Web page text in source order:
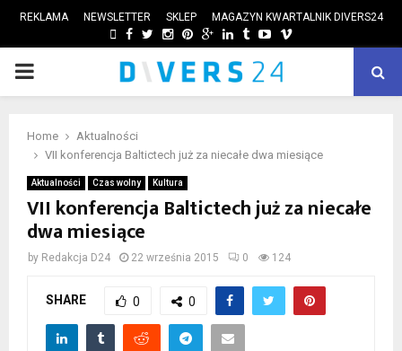
REKLAMA NEWSLETTER SKLEP MAGAZYN KWARTALNIK DIVERS24
FACEBOOK
TWITTER
INSTAGRAM
PINTEREST
GOOGLE
LINKEDIN
TUMBLRYOUTUBE
VIMEO
PRIMARY
Home
Aktualności
VII konferencja Baltictech już za niecałe dwa miesiące
Aktualności Czas wolny Kultura
VII konferencja Baltictech już za niecałe
dwa miesiące
by Redakcja D24 22 września 2015 0 124
SHARE 0 0